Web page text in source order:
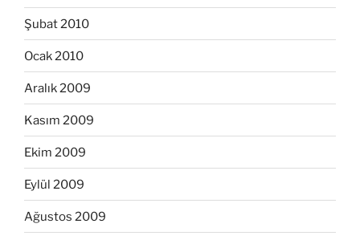
Şubat 2010
Ocak 2010
Aralık 2009
Kasım 2009
Ekim 2009
Eylül 2009
Ağustos 2009